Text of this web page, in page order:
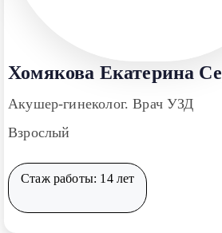
Хомякова Екатерина
Акушер-гинеколог. Врач УЗД
Взрослый
Стаж работы: 14 лет